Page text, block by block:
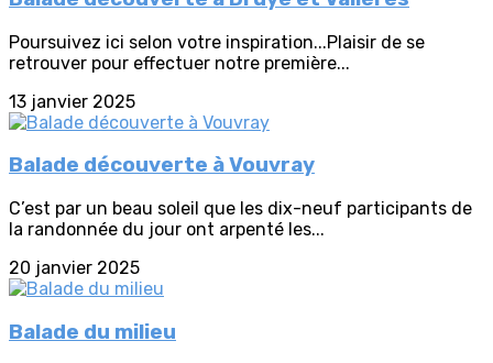
Poursuivez ici selon votre inspiration...Plaisir de se
retrouver pour effectuer notre première...
13 janvier 2025
Balade découverte à Vouvray
C’est par un beau soleil que les dix-neuf participants de
la randonnée du jour ont arpenté les...
20 janvier 2025
Balade du milieu